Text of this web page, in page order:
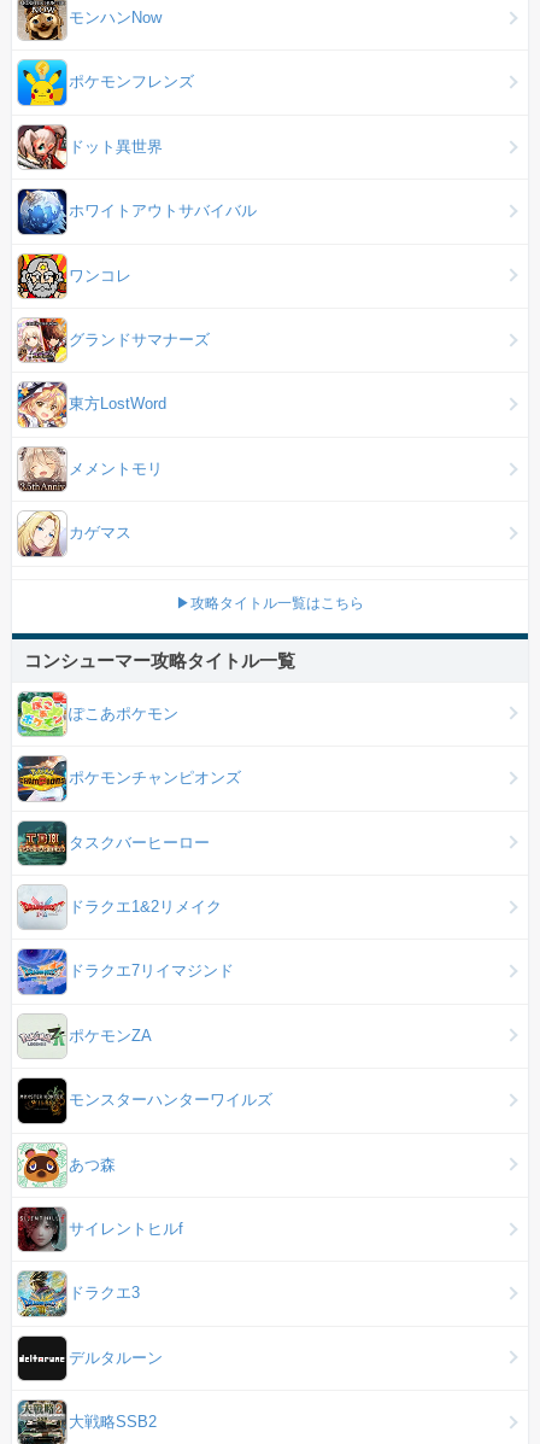
モンハンNow
ポケモンフレンズ
ドット異世界
ホワイトアウトサバイバル
ワンコレ
グランドサマナーズ
東方LostWord
メメントモリ
カゲマス
▶攻略タイトル一覧はこちら
コンシューマー攻略タイトル一覧
ぽこあポケモン
ポケモンチャンピオンズ
タスクバーヒーロー
ドラクエ1&2リメイク
ドラクエ7リイマジンド
ポケモンZA
モンスターハンターワイルズ
あつ森
サイレントヒルf
ドラクエ3
デルタルーン
大戦略SSB2